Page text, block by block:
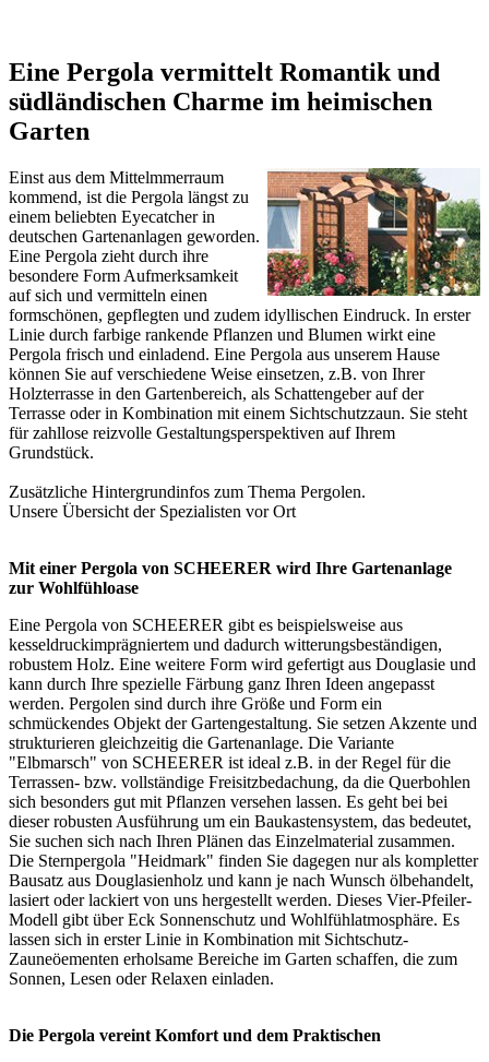
Eine Pergola vermittelt Romantik und
südländischen Charme im heimischen
Garten
Einst aus dem Mittelmmerraum
kommend, ist die Pergola längst zu
einem beliebten Eyecatcher in
deutschen Gartenanlagen geworden.
Eine Pergola zieht durch ihre
besondere Form Aufmerksamkeit
auf sich und vermitteln einen
formschönen, gepflegten und zudem idyllischen Eindruck. In erster
Linie durch farbige rankende Pflanzen und Blumen wirkt eine
Pergola frisch und einladend. Eine Pergola aus unserem Hause
können Sie auf verschiedene Weise einsetzen, z.B. von Ihrer
Holzterrasse in den Gartenbereich, als Schattengeber auf der
Terrasse oder in Kombination mit einem Sichtschutzzaun. Sie steht
für zahllose reizvolle Gestaltungsperspektiven auf Ihrem
Grundstück.
Zusätzliche Hintergrundinfos zum Thema Pergolen.
Unsere Übersicht der Spezialisten vor Ort
Mit einer Pergola von SCHEERER wird Ihre Gartenanlage
zur Wohlfühloase
Eine Pergola von SCHEERER gibt es beispielsweise aus
kesseldruckimprägniertem und dadurch witterungsbeständigen,
robustem Holz. Eine weitere Form wird gefertigt aus Douglasie und
kann durch Ihre spezielle Färbung ganz Ihren Ideen angepasst
werden. Pergolen sind durch ihre Größe und Form ein
schmückendes Objekt der Gartengestaltung. Sie setzen Akzente und
strukturieren gleichzeitig die Gartenanlage. Die Variante
"Elbmarsch" von SCHEERER ist ideal z.B. in der Regel für die
Terrassen- bzw. vollständige Freisitzbedachung, da die Querbohlen
sich besonders gut mit Pflanzen versehen lassen. Es geht bei bei
dieser robusten Ausführung um ein Baukastensystem, das bedeutet,
Sie suchen sich nach Ihren Plänen das Einzelmaterial zusammen.
Die Sternpergola "Heidmark" finden Sie dagegen nur als kompletter
Bausatz aus Douglasienholz und kann je nach Wunsch ölbehandelt,
lasiert oder lackiert von uns hergestellt werden. Dieses Vier-Pfeiler-
Modell gibt über Eck Sonnenschutz und Wohlfühlatmosphäre. Es
lassen sich in erster Linie in Kombination mit Sichtschutz-
Zauneöementen erholsame Bereiche im Garten schaffen, die zum
Sonnen, Lesen oder Relaxen einladen.
Die Pergola vereint Komfort und dem Praktischen